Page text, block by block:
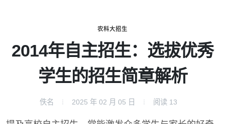
农科大招生
2014年自主招生：选拔优秀
学生的招生简章解析
佚名 2025 年 02 月 05 日 阅读 13